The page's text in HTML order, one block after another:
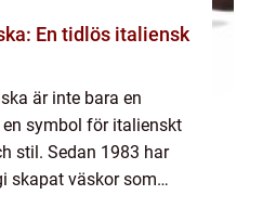
En tidlös italiensk
är inte bara en
symbol för italienskt
stil. Sedan 1983 har
skapat väskor som